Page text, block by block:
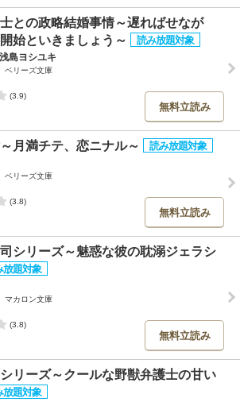
との政略結婚事情～遅ればせなが
始といきましょう～
浅島ヨシユキ
ベリーズ文庫
(3.9)
無料立読み
月満チテ、恋ニナル～
ベリーズ文庫
(3.8)
無料立読み
シリーズ～魅惑な彼の耽溺ジェラシ
マカロン文庫
(3.8)
無料立読み
リーズ～クールな野獣弁護士の甘い